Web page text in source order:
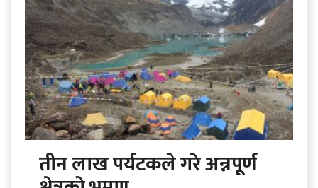
तीन लाख पर्यटकले गरे अन्नपूर्ण